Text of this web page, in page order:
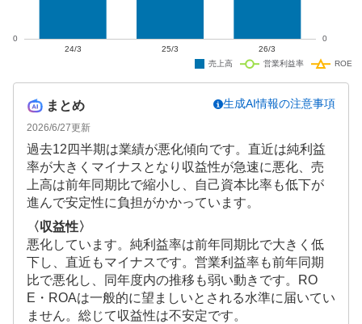
まとめ
2026/6/27更新
生成AI情報の注意事項
過去12四半期は業績が悪化傾向です。直近は純利益
率が大きくマイナスとなり収益性が急速に悪化、売
上高は前年同期比で縮小し、自己資本比率も低下が
進んで安定性に負担がかかっています。
〈収益性〉
悪化しています。純利益率は前年同期比で大きく低
下し、直近もマイナスです。営業利益率も前年同期
比で悪化し、同年度内の推移も弱い動きです。RO
E・ROAは一般的に望ましいとされる水準に届いてい
ません。総じて収益性は不安定です。